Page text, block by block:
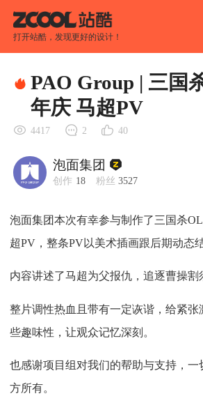
打开站酷，发现更好的设计！
PAO Group | 三国
年庆 马超PV
4417 2 40
泡面集团
创作 18 粉丝 3527
泡面集团本次有幸参与制作了三国杀
超PV，整条PV以美术插画跟后期动态
内容讲述了马超为父报仇，追逐曹操割
整片调性热血且带有一定诙谐，给紧张
些趣味性，让观众记忆深刻。
也感谢项目组对我们的帮助与支持，一
方所有。